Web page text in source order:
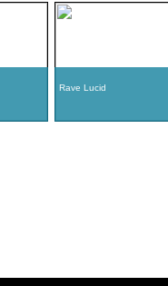
Rave Lucid